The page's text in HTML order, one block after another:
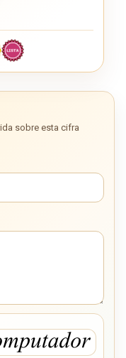
sobre esta cifra